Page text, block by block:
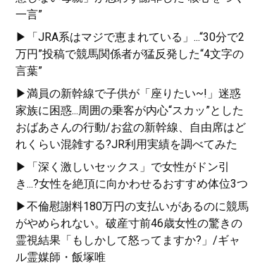
一言”
▶「JRA系はマジで恵まれている」...“30分で2
万円”投稿で競馬関係者が猛反発した“4文字の
言葉”
▶満員の新幹線で子供が「座りたい~!」迷惑
家族に困惑...周囲の乗客が内心“スカッ”とした
おばあさんの行動/お盆の新幹線、自由席はど
れくらい混雑する?JR利用実績を調べてみた
▶「深く激しいセックス」で女性がドン引
き...?女性を絶頂に向かわせるおすすめ体位3つ
▶不倫慰謝料180万円の支払いがあるのに競馬
がやめられない。破産寸前46歳女性の驚きの
霊視結果「もしかして怒ってますか?」/ギャ
ル霊媒師・飯塚唯